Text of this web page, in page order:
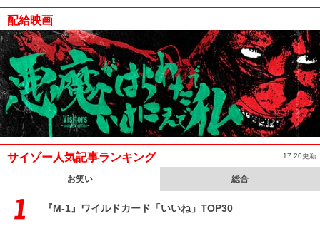
配給映画
サイゾー人気記事ランキング 17:20更新
お笑い 総合
『M-1』ワイルドカード「いいね」TOP30